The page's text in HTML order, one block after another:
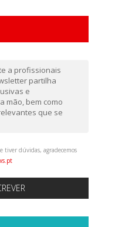
a profissionais
partilha
e
mão, bem como
que se
tiver dúvidas, agradecemos